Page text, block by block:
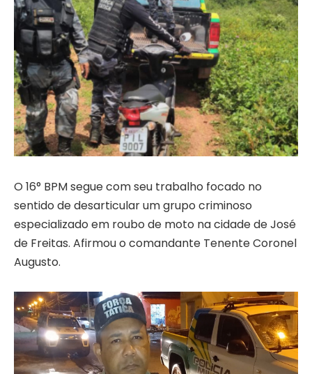
O 16° BPM segue com seu trabalho focado no
sentido de desarticular um grupo criminoso
especializado em roubo de moto na cidade de José
de Freitas. Afirmou o comandante Tenente Coronel
Augusto.